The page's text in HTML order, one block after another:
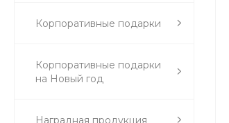
Корпоративные подарки
Корпоративные подарки
на Новый год
Наградная продукция